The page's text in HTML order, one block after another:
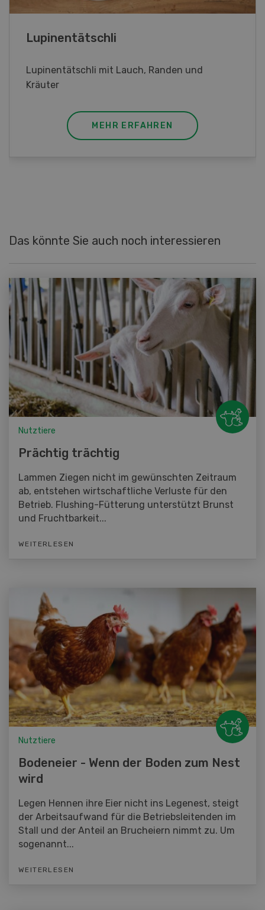
Frühlingsrollen
Frühlingsrollen mit Poulet
MEHR ERFAHREN
Das könnte Sie auch noch interessieren
Nutztiere
Prächtig trächtig
Lammen Ziegen nicht im gewünschten Zeitraum
ab, entstehen wirtschaftliche Verluste für den
Betrieb. Flushing-Fütterung unterstützt Brunst
und Fruchtbarkeit...
WEITERLESEN
Nutztiere
Bodeneier - Wenn der Boden zum Nest
wird
Legen Hennen ihre Eier nicht ins Legenest, steigt
der Arbeitsaufwand für die Betriebsleitenden im
Stall und der Anteil an Brucheiern nimmt zu. Um
sogenannt...
WEITERLESEN